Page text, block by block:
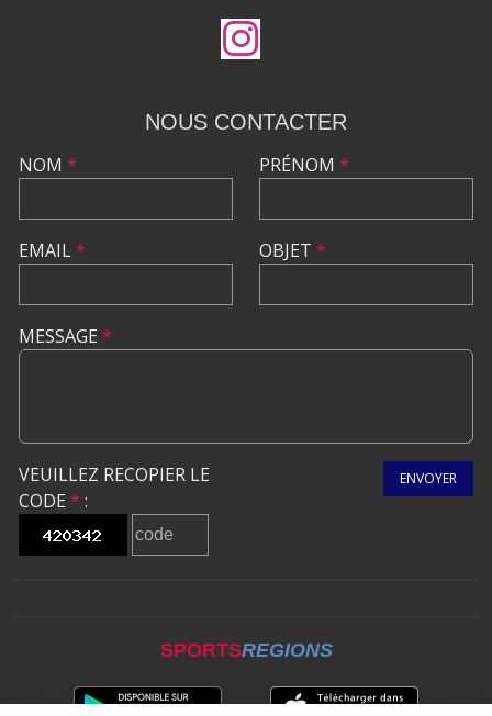
NOUS CONTACTER
NOM *
EMAIL*
PRÉNOM *
OBJET *
MESSAGE *
VEUILLEZ RECOPIER LE
CODE * :
ENVOYER
SPORTSREGIONS